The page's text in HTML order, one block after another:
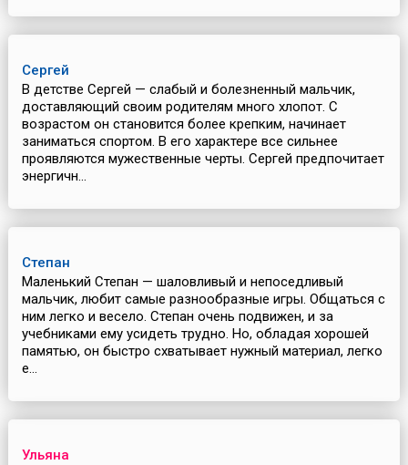
Сергей
В детстве Сергей — слабый и болезненный мальчик,
доставляющий своим родителям много хлопот. С
возрастом он становится более крепким, начинает
заниматься спортом. В его характере все сильнее
проявляются мужественные черты. Сергей предпочитает
энергичн...
Степан
Маленький Степан — шаловливый и непоседливый
мальчик, любит самые разнообразные игры. Общаться с
ним легко и весело. Степан очень подвижен, и за
учебниками ему усидеть трудно. Но, обладая хорошей
памятью, он быстро схватывает нужный материал, легко
е...
Ульяна